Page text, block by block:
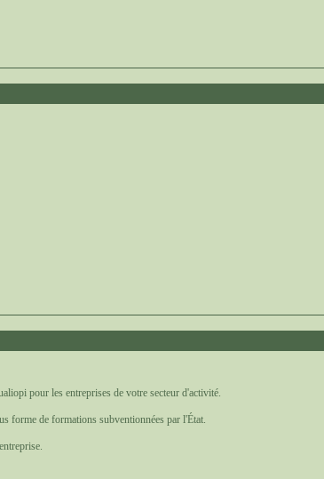
pour les entreprises de votre secteur d'activité.
forme de formations subventionnées par l'État.